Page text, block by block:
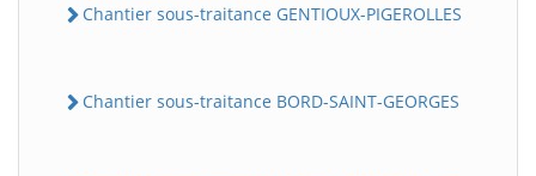
Chantier sous-traitance GENTIOUX-PIGEROLLES
Chantier sous-traitance BORD-SAINT-GEORGES